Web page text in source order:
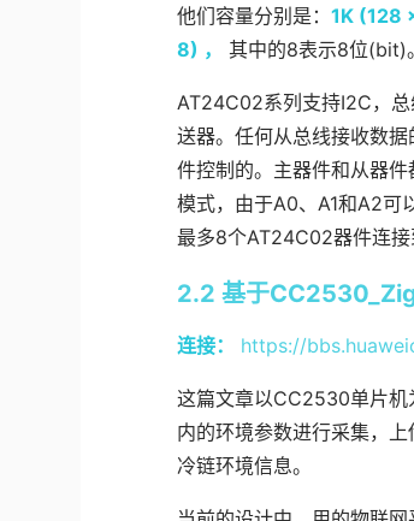
他们容量分别是：1K (128
8) ，
其中的8表示8位(bit)。
AT24C02系列支持I2C，
送器。任何从总线接收数
件控制的。主器件和从器
模式，由于A0、A1和A2可
最多8个AT24C02器件连接
2.2 基于
连接： https://
这篇文章以CC2530单片机
内的环境参数进行采集，
冷链环境信息。